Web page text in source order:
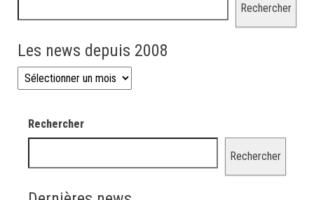
Rechercher
Les news depuis 2008
Les news depuis 2008
Rechercher
Rechercher